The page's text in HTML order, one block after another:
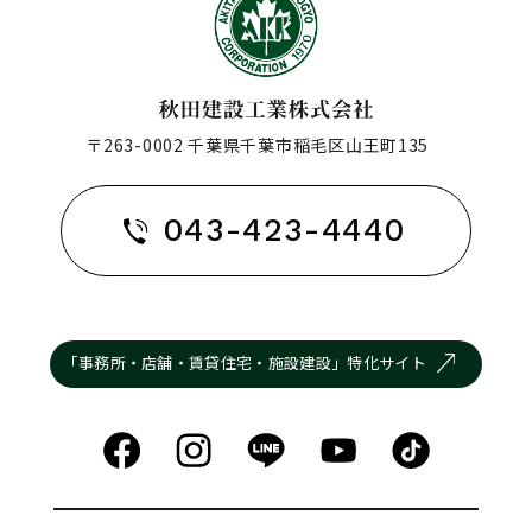
〒263-0002 千葉県千葉市稲毛区山王町135
043-423-4440
「事務所・店舗・賃貸住宅・施設建設」特化サイト